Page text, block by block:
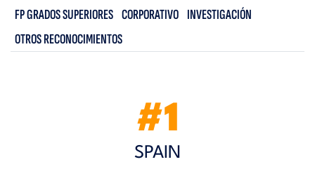
FP GRADOS SUPERIORES CORPORATIVO INVESTIGACIÓN
OTROS RECONOCIMIENTOS
#1
SPAIN